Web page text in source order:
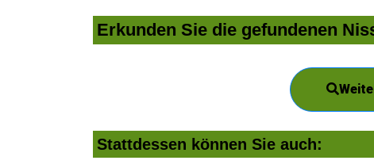
Erkunden Sie die gefundenen
Stattdessen können Sie auch: